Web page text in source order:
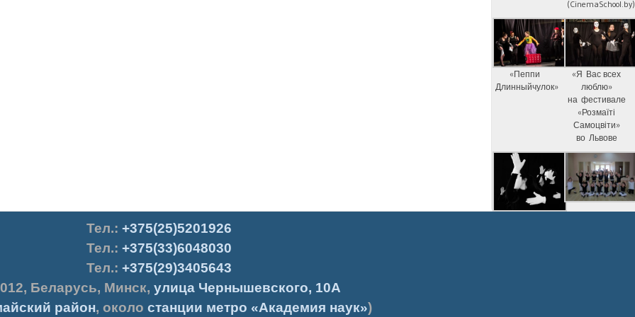
(CinemaSchool.by)
«Пеппи
Длинныйчулок»
«Я Вас всех
люблю»
на фестивале
«Розмаїті
Самоцвіти»
во Львове
Тел.: +375(25)5201926
Тел.: +375(33)6048030
Тел.: +375(29)3405643
, Беларусь, Минск, улица Чернышевского, 10А
район, около станции метро «Академия наук»)